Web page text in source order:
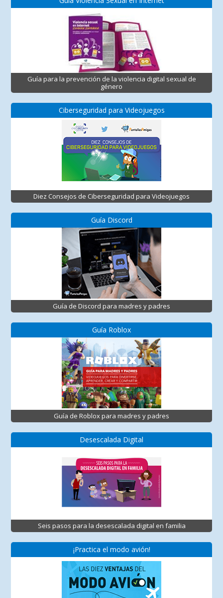
Guía para la prevención de la violencia digital sexual de
género
Ciberseguridad para Videojuegos
Diez Consejos de Ciberseguridad para Videojuegos
Guía Discord
Guía de Discord para madres y padres
Guía Roblox
Guía de Roblox para madres y padres
Desescalada Digital
Seis pasos para la desescalada digital en familia
¡Practica el modo avión!